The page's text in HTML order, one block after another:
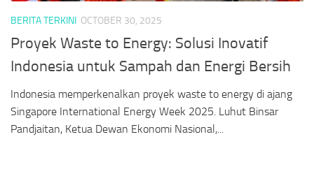
BERITA TERKINI OCTOBER 30, 2025
Proyek Waste to Energy: Solusi Inovatif
Indonesia untuk Sampah dan Energi Bersih
Indonesia memperkenalkan proyek waste to energy di ajang
Singapore International Energy Week 2025. Luhut Binsar
Pandjaitan, Ketua Dewan Ekonomi Nasional,...